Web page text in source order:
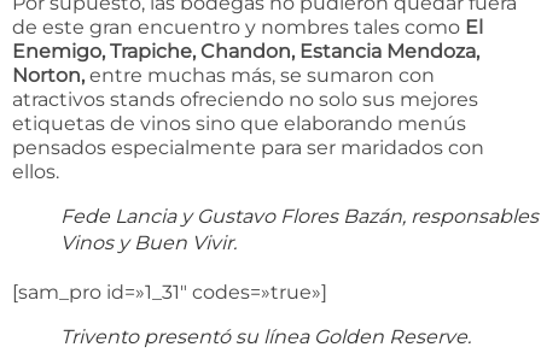
de este gran encuentro y nombres tales como El
Enemigo, Trapiche, Chandon, Estancia Mendoza,
Norton, entre muchas más, se sumaron con
atractivos stands ofreciendo no solo sus mejores
etiquetas de vinos sino que elaborando menús
pensados especialmente para ser maridados con
ellos.
Fede Lancia y Gustavo Flores Bazán,
Vinos y Buen Vivir.
[sam_pro id=»1_31″ codes=»true»]
Trivento presentó su línea Golden Reserve.